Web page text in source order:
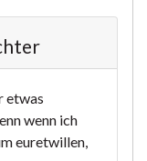
etwas
wenn ich
euretwillen,